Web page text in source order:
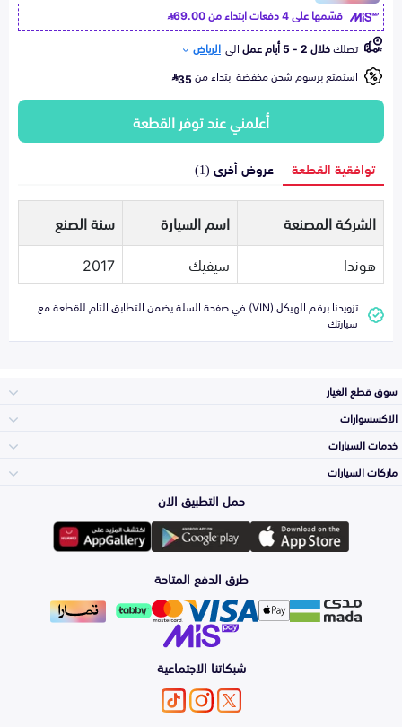
قسّمها على 4 دفعات ابتداء من
69.00
تصلكخلال 2 - 5 أيام عمل الى الرياض
استمتع برسوم شحن مخفضة ابتداء من35
أعلمني عند توفر القطعة
توافقية القطعة عروض أخرى (1)
الشركة المصنعة اسم السيارة
سنة الصنع
هوندا
سيفيك 2017
تزويدنا برقم الهيكل (VIN) في صفحة السلة يضمن التطابق التام للقطعة مع
سيارتك
سوق قطع الغيار
المكائن، القيرات
وملحقاتها
الشمعات
والاصطبات (الاضاءة)
الفرامل والأقمشة
الاكسسوارات
لوازم الرحلات
اكسسوارات العناية
الزيوت و السوائل
خدمات السيارات
الأكثر مبيعاً
التلميع والعناية
اصلاح الطلاء
ماركات السيارات
تويوتا
هيونداي
كيا
حمل التطبيق الان
طرق الدفع المتاحة
شبكاتنا الاجتماعية